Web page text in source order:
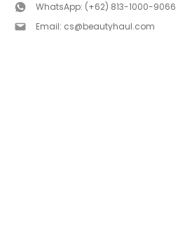
WhatsApp: (+62) 813-1000-9066
Email: cs@beautyhaul.com